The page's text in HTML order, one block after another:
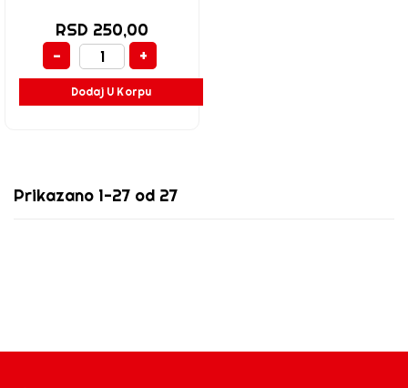
RSD 250,00
-
+
Dodaj U Korpu
Prikazano 1-27 od 27